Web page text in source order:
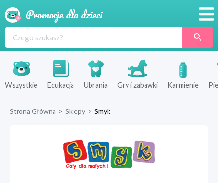
Produkty
Sklepy
Wszystkie Edukacja Ubrania Gry i zabawki Karmienie
Strona Główna > Sklepy > Smyk